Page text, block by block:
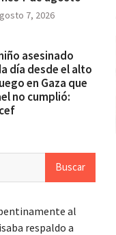
7, 2026
asesinado
día desde el alto
en Gaza que
no cumplió:
al
respaldo a